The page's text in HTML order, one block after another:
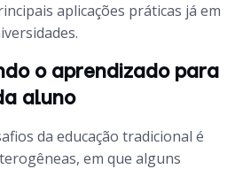
aplicações práticas já em
o aprendizado para
aluno
da educação tradicional é
em que alguns